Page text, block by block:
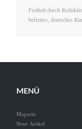
Freiheit durch
befreites, deutsches
MENÜ
Magazin
Neue Artikel